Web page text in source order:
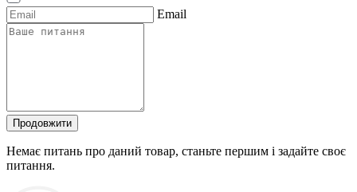
Email
Продовжити
Немає питань про даний товар, станьте першим і задайте своє
питання.